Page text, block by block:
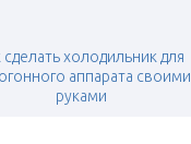
сделать холодильник для
аппарата своими
руками